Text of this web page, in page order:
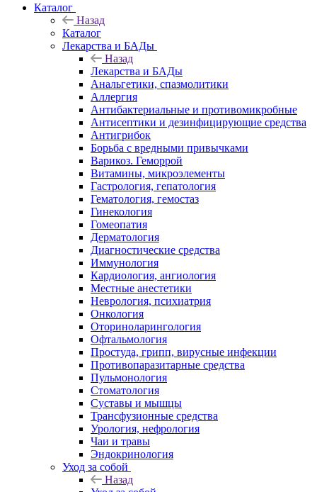
Каталог
Назад
Каталог
Лекарства и БАДы
Назад
Лекарства и БАДы
Анальгетики, спазмолитики
Аллергия
Антибактериальные и противомикробные
Антисептики и дезинфицирующие средства
Антигрибок
Борьба с вредными привычками
Варикоз. Геморрой
Витамины, микроэлементы
Гастрология, гепатология
Гематология, гемостаз
Гинекология
Гомеопатия
Дерматология
Диагностические средства
Иммунология
Кардиология, ангиология
Местные анестетики
Неврология, психиатрия
Онкология
Оториноларингология
Офтальмология
Простуда, грипп, вирусные инфекции
Противопаразитарные средства
Пульмонология
Стоматология
Суставы и мышцы
Трансфузионные средства
Урология, нефрология
Чаи и травы
Эндокринология
Уход за собой
Назад